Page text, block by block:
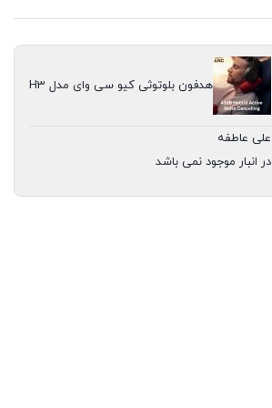
هدفون بلوتوثی کیو سی وای مدل H3
علی عاطفه
در انبار موجود نمی باشد